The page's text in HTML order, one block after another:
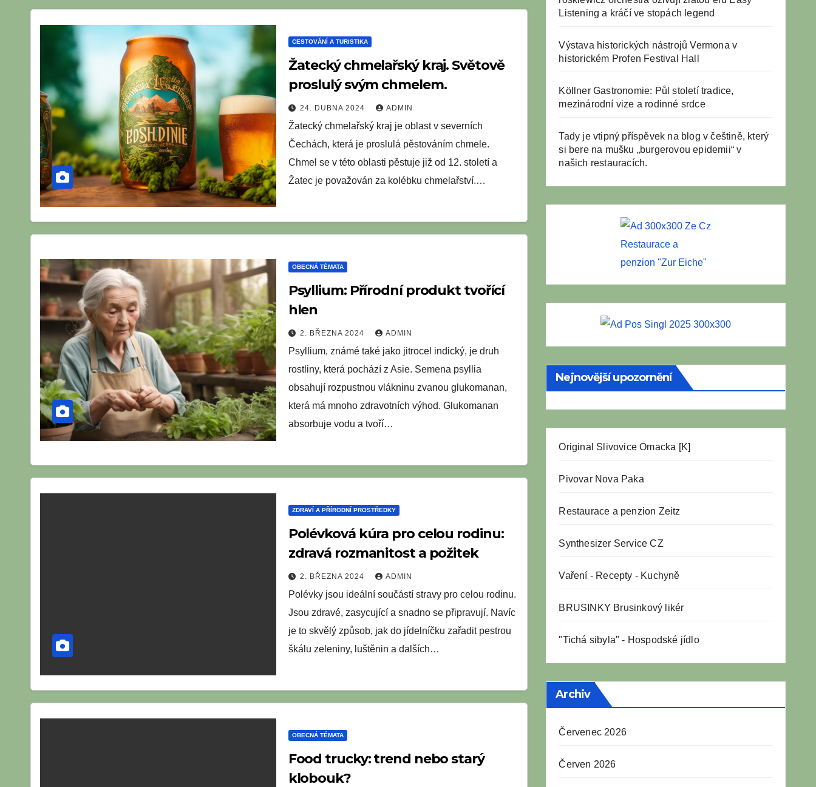
CESTOVÁNÍ A TURISTIKA
Žatecký chmelařský kraj. Světově
proslulý svým chmelem.
24. DUBNA 2024 ADMIN
Žatecký chmelařský kraj je oblast v severních
Čechách, která je proslulá pěstováním chmele.
Chmel se v této oblasti pěstuje již od 12. století a
Žatec je považován za kolébku chmelařství.…
OBECNÁ TÉMATA
Psyllium: Přírodní produkt tvořící
hlen
2. BŘEZNA 2024 ADMIN
Psyllium, známé také jako jitrocel indický, je druh
rostliny, která pochází z Asie. Semena psyllia
obsahují rozpustnou vlákninu zvanou glukomanan,
která má mnoho zdravotních výhod. Glukomanan
absorbuje vodu a tvoří…
ZDRAVÍ A PŘÍRODNÍ PROSTŘEDKY
Polévková kúra pro celou rodinu:
zdravá rozmanitost a požitek
2. BŘEZNA 2024 ADMIN
Polévky jsou ideální součástí stravy pro celou rodinu.
Jsou zdravé, zasycující a snadno se připravují. Navíc
je to skvělý způsob, jak do jídelníčku zařadit pestrou
škálu zeleniny, luštěnin a dalších…
OBECNÁ TÉMATA
Food trucky: trend nebo starý
klobouk?
Listening a kráčí ve stopách legend
Výstava historických nástrojů Vermona v
historickém Profen Festival Hall
Köllner Gastronomie: Půl století tradice,
mezinárodní vize a rodinné srdce
Tady je vtipný příspěvek na blog v češtině, který
si bere na mušku „burgerovou epidemii“ v
našich restauracích.
Restaurace a
penzion "Zur Eiche"
Nejnovější upozornění
Original Slivovice Omacka [K]
Pivovar Nova Paka
Restaurace a penzion Zeitz
Synthesizer Service CZ
Vaření - Recepty - Kuchyně
BRUSINKY Brusinkový likér
"Tichá sibyla" - Hospodské jídlo
Archiv
Červenec 2026
Červen 2026